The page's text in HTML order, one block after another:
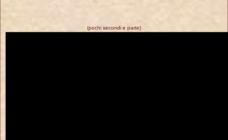
(pochi secondi e parte)